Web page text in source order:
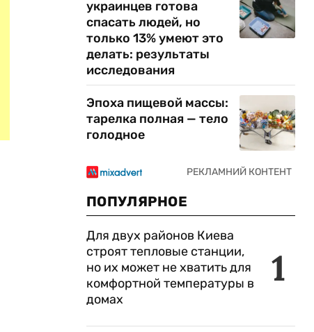
украинцев готова
спасать людей, но
только 13% умеют это
делать: результаты
исследования
Эпоха пищевой массы:
тарелка полная — тело
голодное
ПОПУЛЯРНОЕ
1
Для двух районов Киева
строят тепловые станции,
но их может не хватить для
комфортной температуры в
домах